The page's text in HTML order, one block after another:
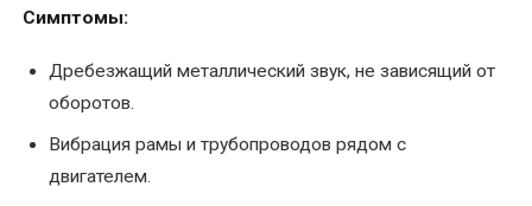
Текущий
электродвигателей
обслуживание
Симптомы:
Дребезжащий металлический звук, не зависящий от
оборотов.
Вибрация рамы и трубопроводов рядом с
двигателем.